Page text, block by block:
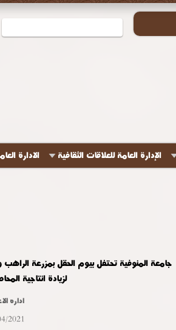
الإدارة العامة للعلاقات الثقافية الادارة
جامعة المنوفية تحتفل بيوم الحقل بمزرعة
لزيادة انتاجية
اداره
2021